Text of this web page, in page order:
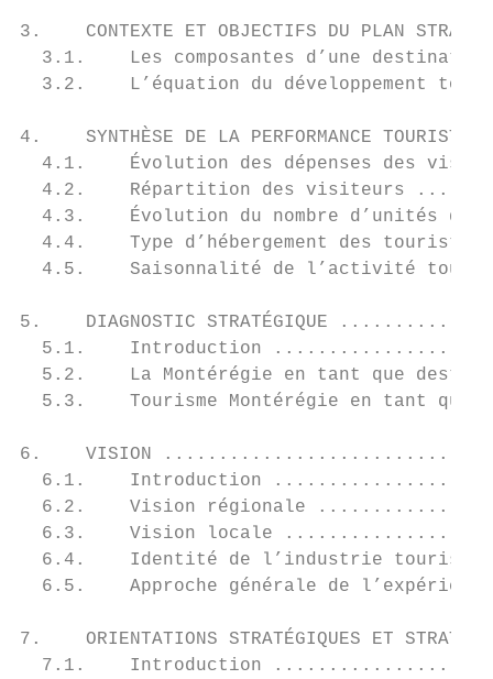
3.    CONTEXTE ET OBJECTIFS
3.1.    Les composantes d’une
3.2.    L’équation du développement
4.    SYNTHÈSE DE LA
4.1.    Évolution des dépenses des
4.2.    Répartition des visiteurs
4.3.    Évolution du nombre d’unités
4.4.    Type d’hébergement des
4.5.    Saisonnalité de l’activité
5.    DIAGNOSTIC
5.1.    Introduction
5.2.    La Montérégie en tant que
5.3.    Tourisme Montérégie en tant
6.    VISION
6.1.    Introduction
6.2.    Vision régionale
6.3.    Vision locale
6.4.    Identité de l’industrie
6.5.    Approche générale de
7.    ORIENTATIONS
7.1.    Introduction